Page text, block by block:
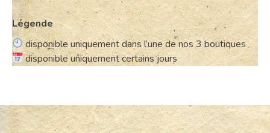
Légende
disponible uniquement dans l’une de nos 3 boutiques
disponible uniquement certains jours